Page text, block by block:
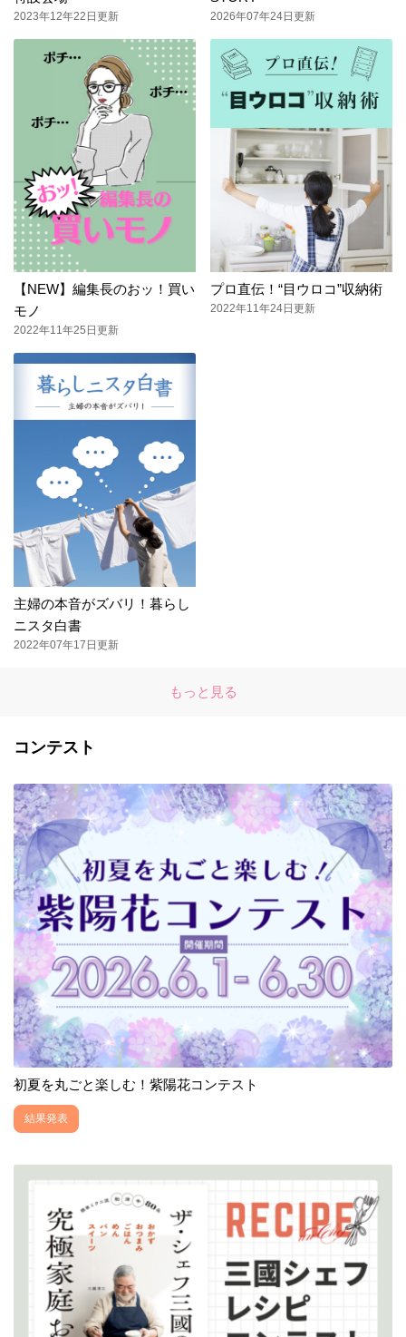
2023年12年22日更新 2026年07年24日更新
【NEW】編集長のおッ！買い
モノ
2022年11年25日更新
プロ直伝！“目ウロコ”収納術
2022年11年24日更新
主婦の本音がズバリ！暮らし
ニスタ白書
2022年07年17日更新
もっと見る
コンテスト
初夏を丸ごと楽しむ！紫陽花コンテスト
結果発表